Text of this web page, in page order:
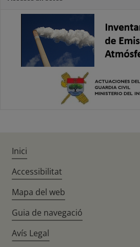
Inici
Accessibilitat
Mapa del web
Guia de navegació
Avís Legal